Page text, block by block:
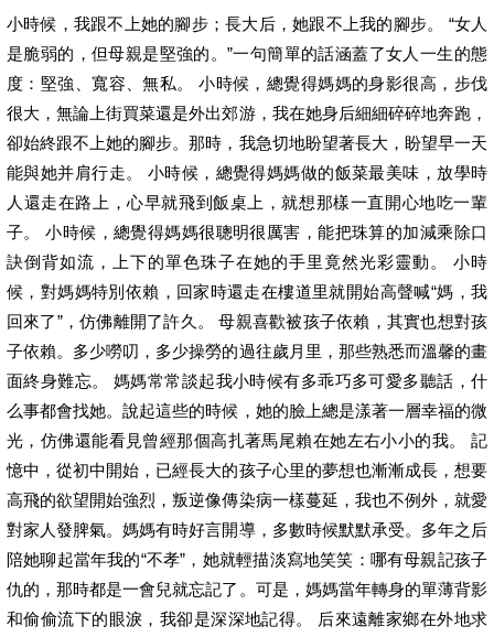
小時候，我跟不上她的腳步；長大后，她跟不上我的腳步。 “女人
是脆弱的，但母親是堅強的。”一句簡單的話涵蓋了女人一生的態
度：堅強、寬容、無私。 小時候，總覺得媽媽的身影很高，步伐
很大，無論上街買菜還是外出郊游，我在她身后細細碎碎地奔跑，
卻始終跟不上她的腳步。那時，我急切地盼望著長大，盼望早一天
能與她并肩行走。 小時候，總覺得媽媽做的飯菜最美味，放學時
人還走在路上，心早就飛到飯桌上，就想那樣一直開心地吃一輩
子。 小時候，總覺得媽媽很聰明很厲害，能把珠算的加減乘除口
訣倒背如流，上下的單色珠子在她的手里竟然光彩靈動。 小時
候，對媽媽特別依賴，回家時還走在樓道里就開始高聲喊“媽，我
回來了”，仿佛離開了許久。 母親喜歡被孩子依賴，其實也想對孩
子依賴。多少嘮叨，多少操勞的過往歲月里，那些熟悉而溫馨的畫
面終身難忘。 媽媽常常談起我小時候有多乖巧多可愛多聽話，什
么事都會找她。說起這些的時候，她的臉上總是漾著一層幸福的微
光，仿佛還能看見曾經那個高扎著馬尾賴在她左右小小的我。 記
憶中，從初中開始，已經長大的孩子心里的夢想也漸漸成長，想要
高飛的欲望開始強烈，叛逆像傳染病一樣蔓延，我也不例外，就愛
對家人發脾氣。媽媽有時好言開導，多數時候默默承受。多年之后
陪她聊起當年我的“不孝”，她就輕描淡寫地笑笑：哪有母親記孩子
仇的，那時都是一會兒就忘記了。可是，媽媽當年轉身的單薄背影
和偷偷流下的眼淚，我卻是深深地記得。 后來遠離家鄉在外地求